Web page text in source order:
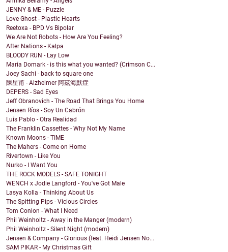
JENNY & ME - Puzzle
Love Ghost - Plastic Hearts
Reetoxa - BPD Vs Bipolar
We Are Not Robots - How Are You Feeling?
After Nations - Kalpa
BLOODY RUN - Lay Low
Maria Domark - is this what you wanted? (Crimson C...
Joey Sachi - back to square one
陳星甫 - Alzheimer 阿茲海默症
DEPERS - Sad Eyes
Jeff Obranovich - The Road That Brings You Home
Jensen Ríos - Soy Un Cabrón
Luis Pablo - Otra Realidad
The Franklin Cassettes - Why Not My Name
Known Moons - TIME
The Mahers - Come on Home
Rivertown - Like You
Nurko - I Want You
THE ROCK MODELS - SAFE TONIGHT
WENCH x Jodie Langford - You've Got Male
Lasya Kolla - Thinking About Us
The Spitting Pips - Vicious Circles
Tom Conlon - What I Need
Phil Weinholtz - Away in the Manger (modern)
Phil Weinholtz - Silent Night (modern)
Jensen & Company - Glorious (feat. Heidi Jensen No...
SAM PIKAR - My Christmas Gift